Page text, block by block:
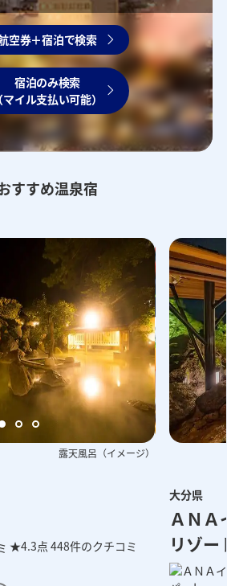
空券＋宿泊で検索
宿泊のみ検索
（マイル支払い可能）
すすめ温泉宿
星館（イ
露天風呂（イメージ）
★4.3点 448件のクチコミ
大分県
ＡＮＡ
リゾ